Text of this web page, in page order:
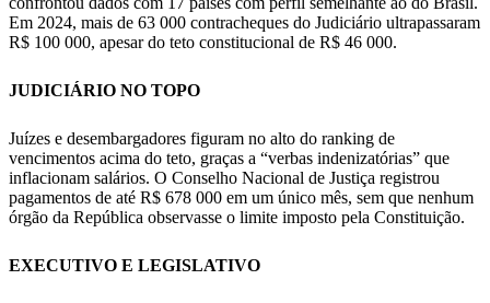
Em 2024, mais de 63 000 contracheques do Judiciário ultrapassaram
R$ 100 000, apesar do teto constitucional de R$ 46 000.
JUDICIÁRIO NO TOPO
Juízes e desembargadores figuram no alto do ranking de
vencimentos acima do teto, graças a “verbas indenizatórias” que
inflacionam salários. O Conselho Nacional de Justiça registrou
pagamentos de até R$ 678 000 em um único mês, sem que nenhum
órgão da República observasse o limite imposto pela Constituição.
EXECUTIVO E LEGISLATIVO